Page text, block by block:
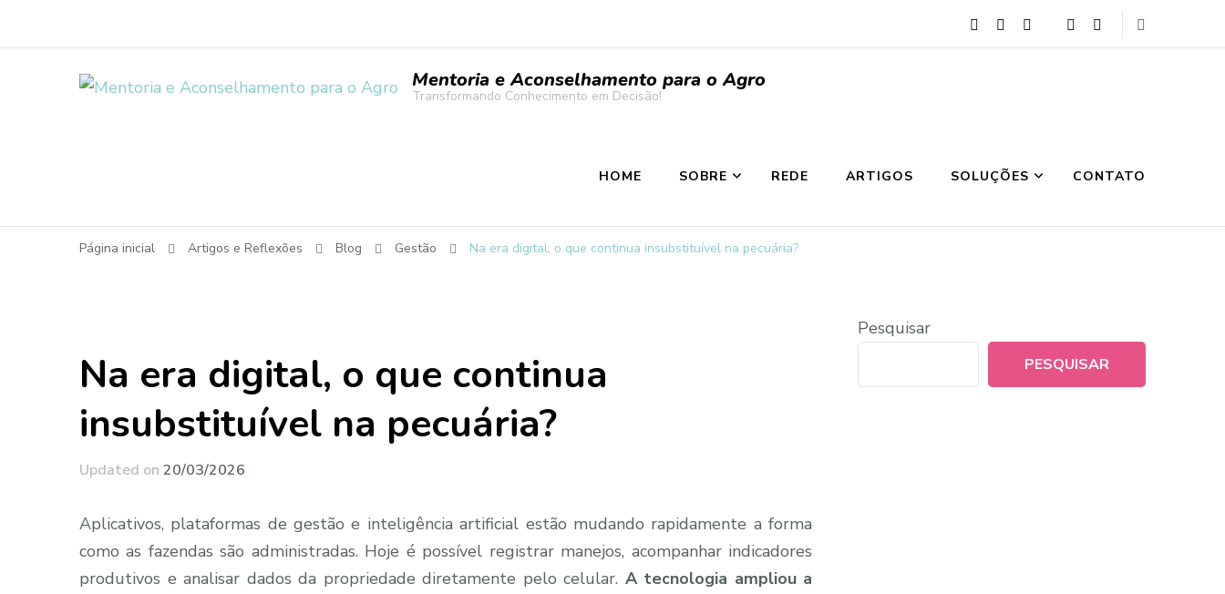
Mentoria e Aconselhamento para o Agro
Transformando Conhecimento em Decisão!
HOME SOBRE REDE ARTIGOS SOLUÇÕES CONTATO
Página inicial Artigos e Reflexões Blog Gestão Na era digital, o que continua insubstituível na pecuária?
Na era digital, o que continua
insubstituível na pecuária?
Updated on 20/03/2026
Aplicativos, plataformas de gestão e inteligência artificial estão mudando rapidamente a forma
como as fazendas são administradas. Hoje é possível registrar manejos, acompanhar indicadores
produtivos e analisar dados da propriedade diretamente pelo celular. A tecnologia ampliou a
Pesquisar
PESQUISAR